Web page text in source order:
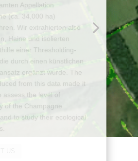
am SCO Eagle Hedges
darauf abzielt, operative
zur Überwachung und
des Hedgerow-
mithilfe von
zu entwickeln.
daher eine Online-
einen Dienst entwickelt,
möglich ist, die Flächen
von Hecken in einem
und sie aus
struktureller und
Sicht zu charakterisieren.